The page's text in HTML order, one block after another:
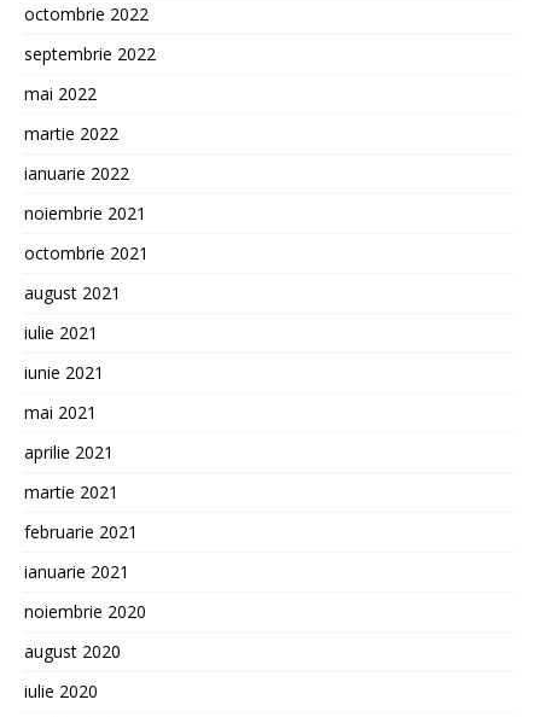
octombrie 2022
septembrie 2022
mai 2022
martie 2022
ianuarie 2022
noiembrie 2021
octombrie 2021
august 2021
iulie 2021
iunie 2021
mai 2021
aprilie 2021
martie 2021
februarie 2021
ianuarie 2021
noiembrie 2020
august 2020
iulie 2020